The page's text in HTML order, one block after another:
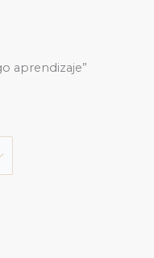
aprendizaje”